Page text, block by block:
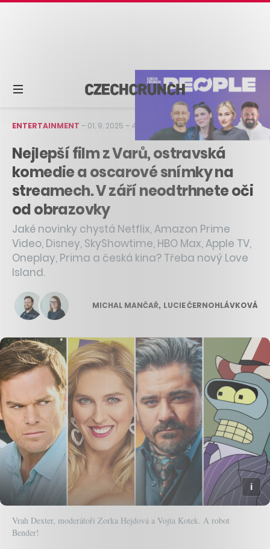
ENTERTAINMENT – 01. 9. 2025 – 4 min čtení
Nejlepší film z Varů, ostravská
komedie a oscarové snímky na
streamech. V září neodtrhnete oči
od obrazovky
Jaké novinky chystá Netflix, Amazon Prime
Video, Disney, SkyShowtime, HBO Max, Apple TV,
Oneplay, Prima a česká kina? Třeba nový Love
Island.
MICHAL MANČAŘ, LUCIE ČERNOHLÁVKOVÁ
Vrah Dexter, moderátoři Zorka Hejdová a Vojta Kotek. A robot
Bender!